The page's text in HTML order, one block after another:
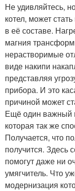
Не удивляйтесь,
котел, может
в её составе.
магния
нерастворимые
виде накипи
представляя
прибора. И это
причиной может
Ещё один важный
которая так же
Получается, что
получится. Здесь
помогут даже ни
умягчитель. Что
модернизация